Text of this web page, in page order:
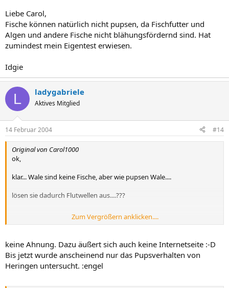
Liebe Carol,
Fische können natürlich nicht pupsen, da Fischfutter und
Algen und andere Fische nicht blähungsfördernd sind. Hat
zumindest mein Eigentest erwiesen.
Idgie
L ladygabriele
Aktives Mitglied
14 Februar 2004 #14
Original von Carol1000
ok,
klar... Wale sind keine Fische, aber wie pupsen Wale....
lösen sie dadurch Flutwellen aus....???
Zum Vergrößern anklicken....
keine Ahnung. Dazu äußert sich auch keine Internetseite :-D
Bis jetzt wurde anscheinend nur das Pupsverhalten von
Heringen untersucht. :engel